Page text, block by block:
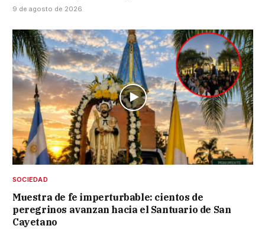
9 de agosto de 2026
SOCIEDAD
Muestra de fe imperturbable: cientos de
peregrinos avanzan hacia el Santuario de San
Cayetano